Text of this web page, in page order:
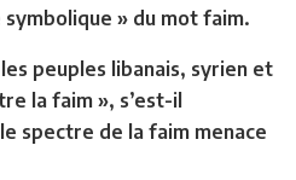
» du mot faim.
peuples libanais, syrien et
la faim », s’est-il
spectre de la faim menace